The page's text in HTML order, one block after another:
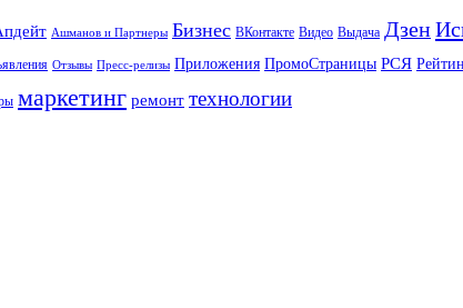
Ашманов и Партнеры Бизнес ВКонтакте Видео Выдача Дзен
Отзывы Пресс-релизы Приложения ПромоСтраницы РСЯ
маркетинг ремонт технологии